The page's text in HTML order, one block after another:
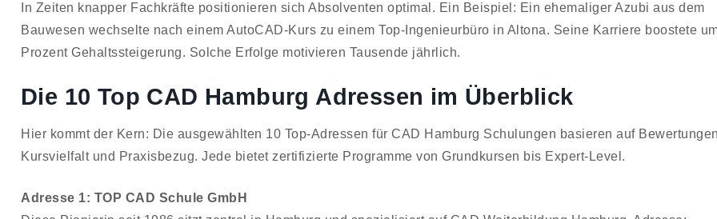
In Zeiten knapper Fachkräfte positionieren sich Absolventen optimal. Ein Beispiel: Ein ehemaliger Azubi aus dem
Bauwesen wechselte nach einem AutoCAD-Kurs zu einem Top-Ingenieurbüro in Altona. Seine Karriere boostete
Prozent Gehaltssteigerung. Solche Erfolge motivieren Tausende jährlich.
Die 10 Top CAD Hamburg Adressen im Überblick
Hier kommt der Kern: Die ausgewählten 10 Top-Adressen für CAD Hamburg Schulungen basieren auf
Kursvielfalt und Praxisbezug. Jede bietet zertifizierte Programme von Grundkursen bis Expert-Level.
Adresse 1: TOP CAD Schule GmbH